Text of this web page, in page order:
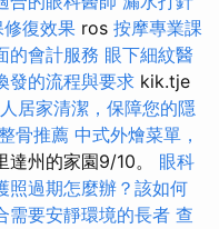
復效果 ros 按摩專業課
的會計服務 眼下細紋醫
發的流程與要求 kik.tje
居家清潔，保障您的隱
骨推薦 中式外燴菜單，
達州的家園9/10。 眼科
照過期怎麼辦？該如何
需要安靜環境的長者 查